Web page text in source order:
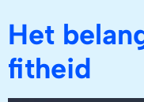
Het
fitheid